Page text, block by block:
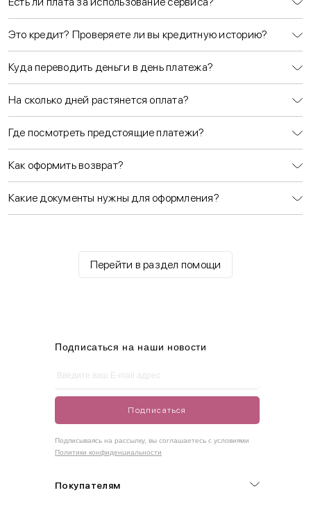
Это кредит? Проверяете ли вы кредитную историю?
Куда переводить деньги в день платежа?
На сколько дней растянется оплата?
Где посмотреть предстоящие платежи?
Как оформить возврат?
Какие документы нужны для оформления?
Перейти в раздел помощи
Покупателям
Подписаться на наши новости
Подписаться
Подписываясь на рассылку, вы соглашаетесь с условиями
Политики конфиденциальности